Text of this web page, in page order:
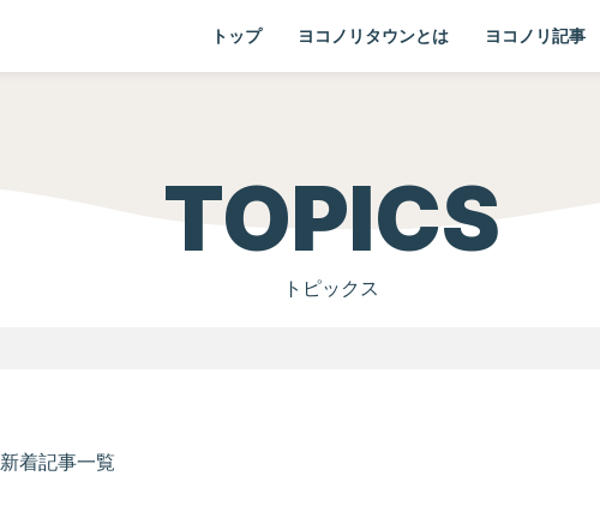
トップ ヨコノリタウンとは ヨコノリ記事
TOPICS
トピックス
新着記事一覧